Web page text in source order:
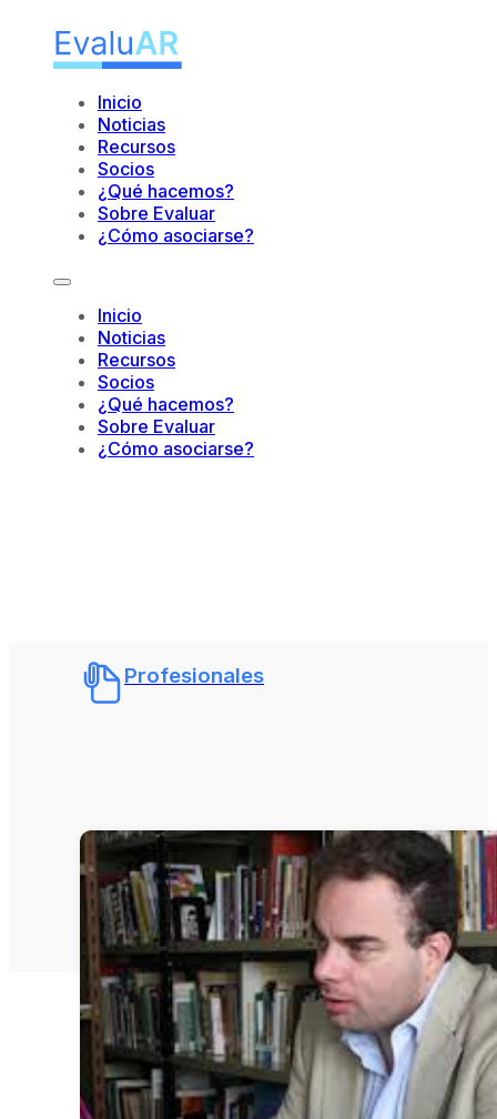
Inicio
Noticias
Recursos
Socios
¿Qué hacemos?
Sobre Evaluar
¿Cómo asociarse?
Inicio
Noticias
Recursos
Socios
¿Qué hacemos?
Sobre Evaluar
¿Cómo asociarse?
Profesionales